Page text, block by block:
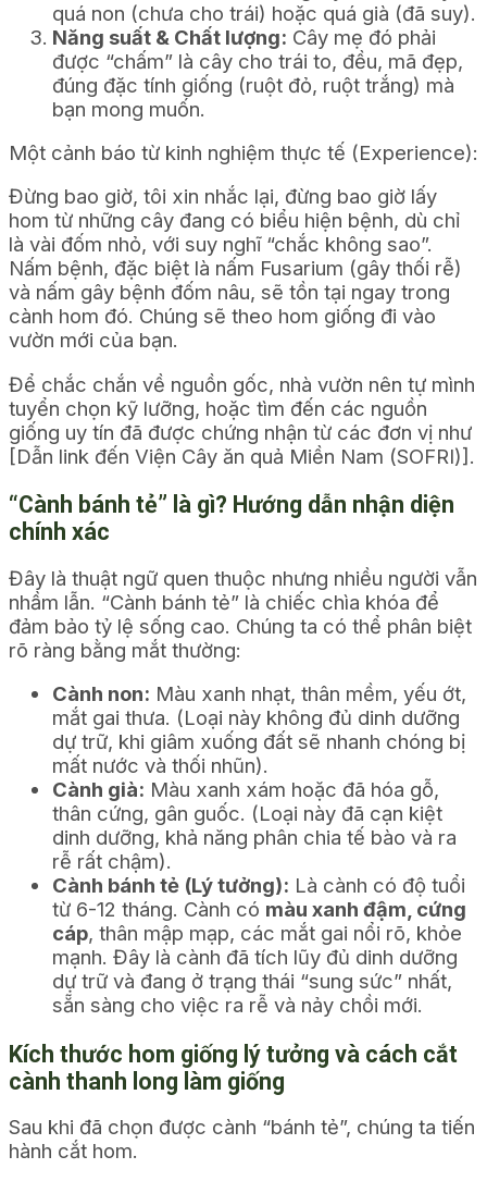
quá non (chưa cho trái) hoặc quá già (đã suy).
Năng suất & Chất lượng: Cây mẹ đó phải
được “chấm” là cây cho trái to, đều, mã đẹp,
đúng đặc tính giống (ruột đỏ, ruột trắng) mà
bạn mong muốn.
Một cảnh báo từ kinh nghiệm thực tế (Experience):
Đừng bao giờ, tôi xin nhắc lại, đừng bao giờ lấy
hom từ những cây đang có biểu hiện bệnh, dù chỉ
là vài đốm nhỏ, với suy nghĩ “chắc không sao”.
Nấm bệnh, đặc biệt là nấm Fusarium (gây thối rễ)
và nấm gây bệnh đốm nâu, sẽ tồn tại ngay trong
cành hom đó. Chúng sẽ theo hom giống đi vào
vườn mới của bạn.
Để chắc chắn về nguồn gốc, nhà vườn nên tự mình
tuyển chọn kỹ lưỡng, hoặc tìm đến các nguồn
giống uy tín đã được chứng nhận từ các đơn vị như
[Dẫn link đến Viện Cây ăn quả Miền Nam (SOFRI)].
“Cành bánh tẻ” là gì? Hướng dẫn nhận diện
chính xác
Đây là thuật ngữ quen thuộc nhưng nhiều người vẫn
nhầm lẫn. “Cành bánh tẻ” là chiếc chìa khóa để
đảm bảo tỷ lệ sống cao. Chúng ta có thể phân biệt
rõ ràng bằng mắt thường:
Cành non: Màu xanh nhạt, thân mềm, yếu ớt,
mắt gai thưa. (Loại này không đủ dinh dưỡng
dự trữ, khi giâm xuống đất sẽ nhanh chóng bị
mất nước và thối nhũn).
Cành già: Màu xanh xám hoặc đã hóa gỗ,
thân cứng, gân guốc. (Loại này đã cạn kiệt
dinh dưỡng, khả năng phân chia tế bào và ra
rễ rất chậm).
Cành bánh tẻ (Lý tưởng): Là cành có độ tuổi
từ 6-12 tháng. Cành có màu xanh đậm, cứng
cáp, thân mập mạp, các mắt gai nổi rõ, khỏe
mạnh. Đây là cành đã tích lũy đủ dinh dưỡng
dự trữ và đang ở trạng thái “sung sức” nhất,
sẵn sàng cho việc ra rễ và nảy chồi mới.
Kích thước hom giống lý tưởng và cách cắt
cành thanh long làm giống
Sau khi đã chọn được cành “bánh tẻ”, chúng ta tiến
hành cắt hom.